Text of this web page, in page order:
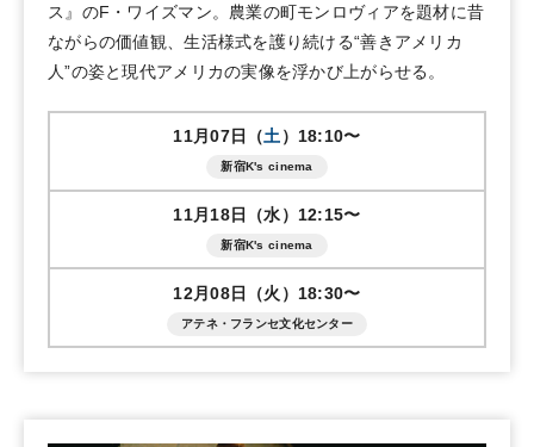
ス』のF・ワイズマン。農業の町モンロヴィアを題材に昔
ながらの価値観、生活様式を護り続ける“善きアメリカ
人”の姿と現代アメリカの実像を浮かび上がらせる。
11月07日（土）18:10〜
新宿K's cinema
11月18日（水）12:15〜
新宿K's cinema
12月08日（火）18:30〜
アテネ・フランセ文化センター